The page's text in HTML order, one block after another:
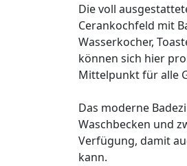
Die voll
Cerankochfeld mit
Wasserkocher,
können sich hier
Mittelpunkt für alle
Das moderne
Waschbecken und
Verfügung, damit
kann.